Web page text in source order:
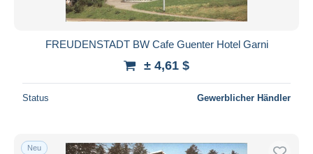
FREUDENSTADT BW Cafe Guenter Hotel Garni
± 4,61 $
Status Gewerblicher Händler
Neu